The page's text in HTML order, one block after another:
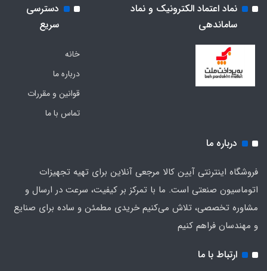
نماد اعتماد الکترونیک و نماد
ساماندهی
دسترسی
سریع
خانه
درباره ما
قوانین و مقررات
تماس با ما
درباره ما
فروشگاه اینترنتی آیین کالا مرجعی آنلاین برای تهیه تجهیزات
اتوماسیون صنعتی است. ما با تمرکز بر کیفیت، سرعت در ارسال و
مشاوره تخصصی، تلاش می‌کنیم خریدی مطمئن و ساده برای صنایع
و مهندسان فراهم کنیم
ارتباط با ما